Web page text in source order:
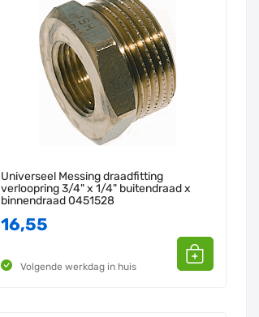
Universeel Messing draadfitting
verloopring 3/4" x 1/4" buitendraad x
binnendraad 0451528
16,55
Volgende werkdag in huis